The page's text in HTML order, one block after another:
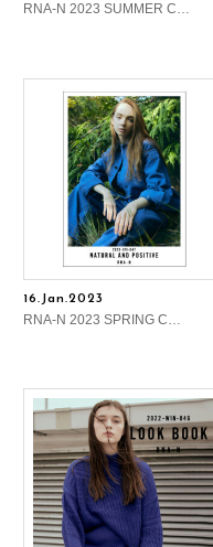
RNA-N 2023 SUMMER C…
16.Jan.2023
RNA-N 2023 SPRING C…